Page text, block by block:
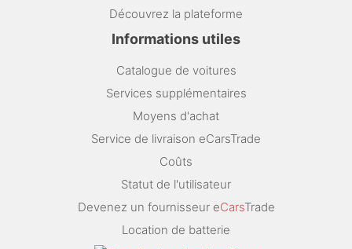
Découvrez la plateforme
Informations utiles
Catalogue de voitures
Services supplémentaires
Moyens d'achat
Service de livraison eCarsTrade
Coûts
Statut de l'utilisateur
Devenez un fournisseur eCarsTrade
Location de batterie